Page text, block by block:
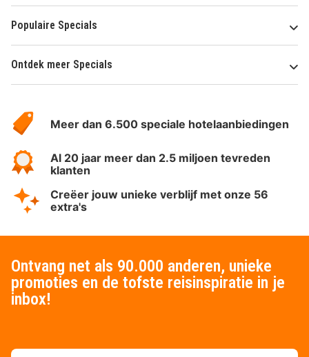
Populaire Specials
Ontdek meer Specials
HotelSpecials
Meer dan 6.500 speciale hotelaanbiedingen
Al 20 jaar meer dan 2.5 miljoen tevreden
klanten
Creëer jouw unieke verblijf met onze 56
extra's
Ontvang net als 90.000 anderen, unieke
promoties en de tofste reisinspiratie in je
inbox!